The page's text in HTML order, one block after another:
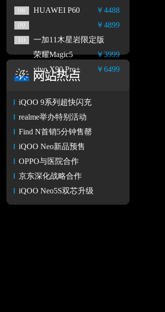
￥4488
HUAWEI P60
￥4899
一加11木星岩限定版
￥3999
荣耀Magic5
￥6499
vivo X90 Pro+
iQOO 9系列超快闪充
realme举办特别活动
Find N首销5分钟售罄
iQOO Neo新品预售
OPPO与医院合作
京东深化战略合作
iQOO Neo5S双芯升级